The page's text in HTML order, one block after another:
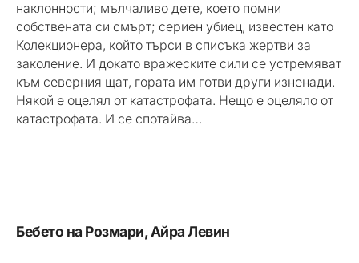
наклонности; мълчаливо дете, което помни
собствената си смърт; сериен убиец, известен като
Колекционера, който търси в списъка жертви за
заколение. И докато вражеските сили се устремяват
към северния щат, гората им готви други изненади.
Някой е оцелял от катастрофата. Нещо е оцеляло от
катастрофата. И се спотайва…
Бебето на Розмари, Айра Левин